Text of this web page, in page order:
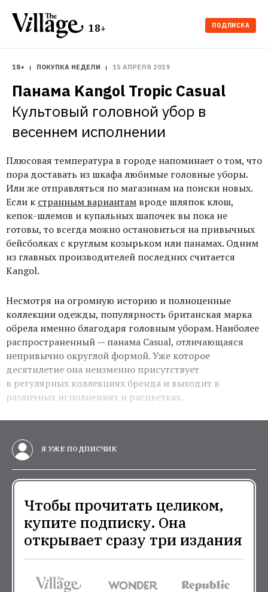
18+ ПОДПИСКА
18+ ПОКУПКА НЕДЕЛИ 15 АПРЕЛЯ 2019
Панама Kangol Tropic Casual
Культовый головной убор в
весеннем исполнении
Плюсовая температура в городе напоминает о том, что
пора доставать из шкафа любимые головные уборы.
Или же отправляться по магазинам на поиски новых.
Если к странным вариантам вроде шляпок клош,
кепок-шлемов и купальных шапочек вы пока не
готовы, то всегда можно остановиться на привычных
бейсболках с круглым козырьком или панамах. Одним
из главных производителей последних считается
Kangol.
Несмотря на огромную историю и полноценные
коллекции одежды, популярность британская марка
обрела именно благодаря головным уборам. Наиболее
распространенный — панама Casual, отличающаяся
непривычно округлой формой. Уже которое
десятилетие она неизменно присутствует
в регулярных коллекциях бренда и выходит в
различных исполнениях и расцветках.
Я УЖЕ ПОДПИСЧИК
Чтобы прочитать целиком,
купите подписку. Она
открывает сразу три издания